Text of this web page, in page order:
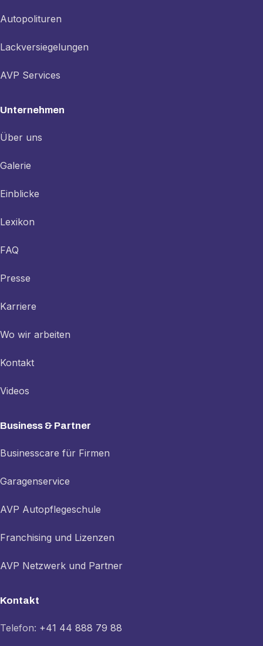
Autopolituren
Lackversiegelungen
AVP Services
Unternehmen
Über uns
Galerie
Einblicke
Lexikon
FAQ
Presse
Karriere
Wo wir arbeiten
Kontakt
Videos
Business & Partner
Businesscare für Firmen
Garagenservice
AVP Autopflegeschule
Franchising und Lizenzen
AVP Netzwerk und Partner
Kontakt
Telefon: +41 44 888 79 88